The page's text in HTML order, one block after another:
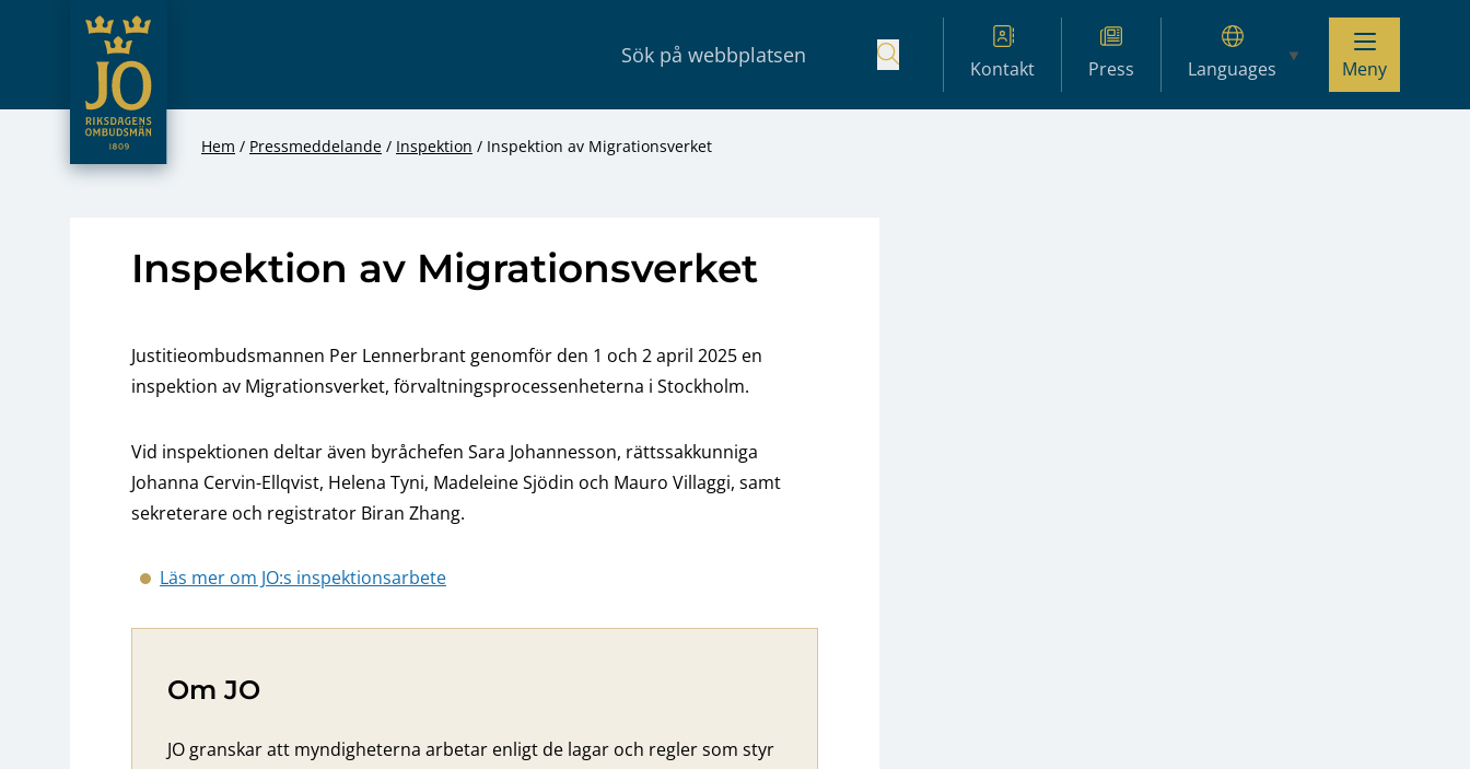
Hoppa till innehåll
JO – Riksdagens Ombudsmän
Kontakt Press Languages Meny
Hem Pressmeddelande Inspektion Inspektion av Migrationsverket
Inspektion av Migrationsverket
Justitieombudsmannen Per Lennerbrant genomför den 1 och 2 april 2025 en
inspektion av Migrationsverket, förvaltningsprocessenheterna i Stockholm.
Vid inspektionen deltar även byråchefen Sara Johannesson, rättssakkunniga
Johanna Cervin-Ellqvist, Helena Tyni, Madeleine Sjödin och Mauro Villaggi, samt
sekreterare och registrator Biran Zhang.
Läs mer om JO:s inspektionsarbete
Om JO
JO granskar att myndigheterna arbetar enligt de lagar och regler som styr